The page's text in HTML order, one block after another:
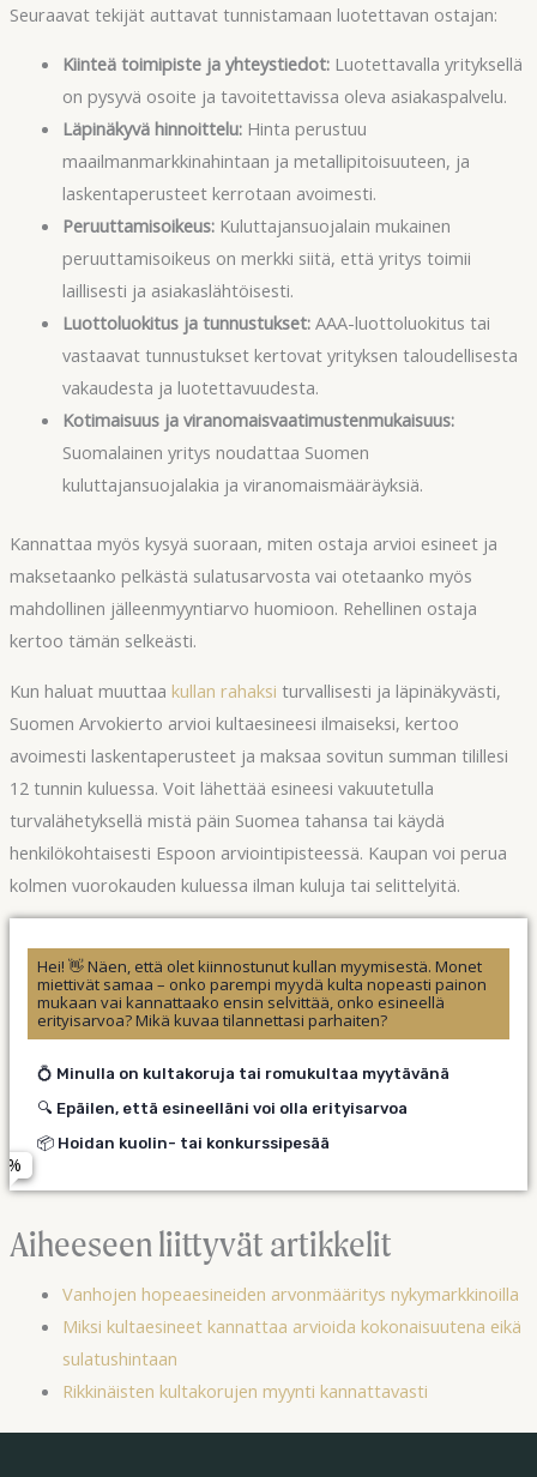
Seuraavat tekijät auttavat tunnistamaan luotettavan ostajan:
Kiinteä toimipiste ja yhteystiedot:Luotettavalla yrityksellä
on pysyvä osoite ja tavoitettavissa oleva asiakaspalvelu.
Läpinäkyvä hinnoittelu:Hinta perustuu
maailmanmarkkinahintaan ja metallipitoisuuteen, ja
laskentaperusteet kerrotaan avoimesti.
Peruuttamisoikeus:Kuluttajansuojalain mukainen
peruuttamisoikeus on merkki siitä, että yritys toimii
laillisesti ja asiakaslähtöisesti.
Luottoluokitus ja tunnustukset:AAA-luottoluokitus tai
vastaavat tunnustukset kertovat yrityksen taloudellisesta
vakaudesta ja luotettavuudesta.
Kotimaisuus ja viranomaisvaatimustenmukaisuus:
Suomalainen yritys noudattaa Suomen
kuluttajansuojalakia ja viranomaismääräyksiä.
Kannattaa myös kysyä suoraan, miten ostaja arvioi esineet ja
maksetaanko pelkästä sulatusarvosta vai otetaanko myös
mahdollinen jälleenmyyntiarvo huomioon. Rehellinen ostaja
kertoo tämän selkeästi.
Kun haluat muuttaa kullan rahaksi turvallisesti ja läpinäkyvästi,
Suomen Arvokierto arvioi kultaesineesi ilmaiseksi, kertoo
avoimesti laskentaperusteet ja maksaa sovitun summan tilillesi
12 tunnin kuluessa. Voit lähettää esineesi vakuutetulla
turvalähetyksellä mistä päin Suomea tahansa tai käydä
henkilökohtaisesti Espoon arviointipisteessä. Kaupan voi perua
kolmen vuorokauden kuluessa ilman kuluja tai selittelyitä.
Hei! 👋 Näen, että olet kiinnostunut kullan myymisestä. Monet
miettivät samaa – onko parempi myydä kulta nopeasti painon
mukaan vai kannattaako ensin selvittää, onko esineellä
erityisarvoa? Mikä kuvaa tilannettasi parhaiten?
💍 Minulla on kultakoruja tai romukultaa myytävänä
🔍 Epäilen, että esineelläni voi olla erityisarvoa
📦 Hoidan kuolin- tai konkurssipesää
📬 Lähetän esineet vakuutetulla turvapaketilla
🏢 Tuon esineet henkilökohtaisesti Espoon toimipisteeseen
🚗 Olen pääkaupunkiseudulla, haluaisin noutokäynnin
koruja
Tunnetun suunnittelijan tai merkin koruja (esim. Georg
Kultakelloja
arvion
Nimi *
Puhelinnumero (valinnainen)
Aiheeseen liittyvät artikkelit
Vanhojen hopeaesineiden arvonmääritys nykymarkkinoilla
Miksi kultaesineet kannattaa arvioida kokonaisuutena eikä
sulatushintaan
Rikkinäisten kultakorujen myynti kannattavasti